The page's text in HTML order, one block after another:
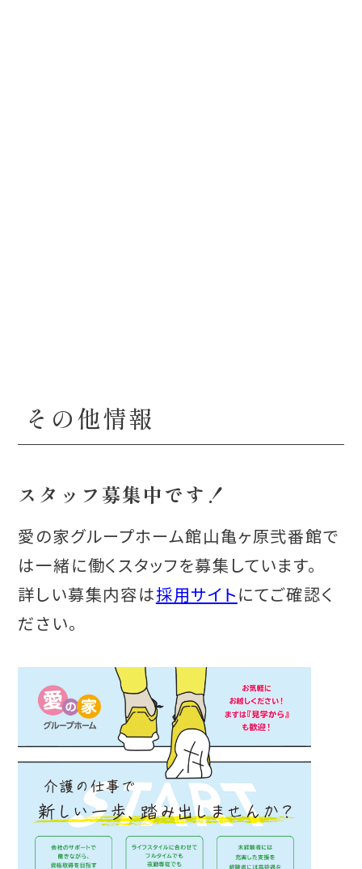
その他情報
スタッフ募集中です！
愛の家グループホーム館山亀ヶ原弐番館で
は一緒に働くスタッフを募集しています。
詳しい募集内容は採用サイトにてご確認く
ださい。